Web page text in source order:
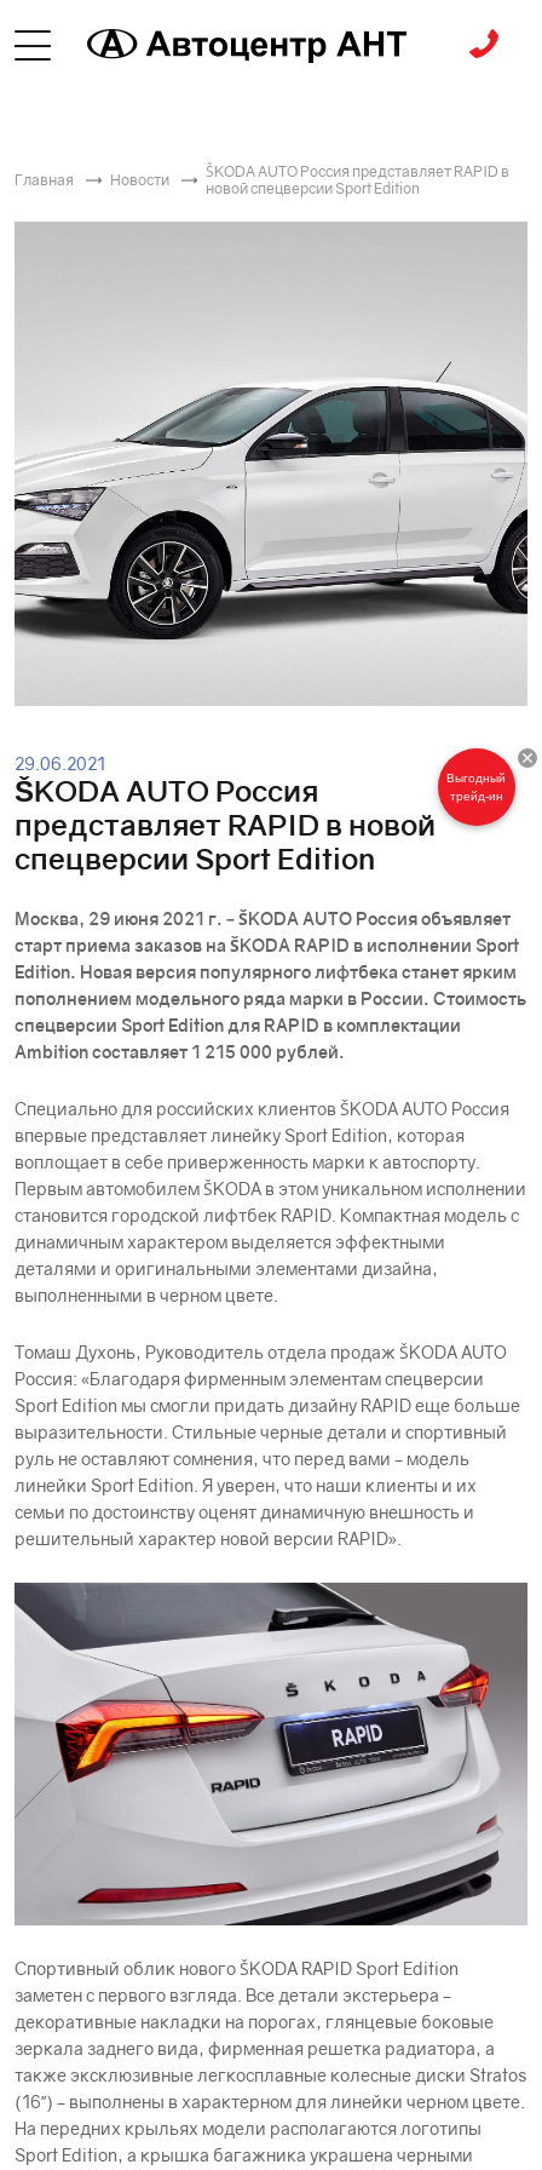
Главная Новости
ŠKODА AUTO Россия представляет RAPID в
новой спецверсии Sport Edition
29.06.2021
ŠKODА AUTO Россия
представляет RAPID в новой
спецверсии Sport Edition
Москва, 29 июня 2021 г. – ŠKODА AUTO Россия объявляет
старт приема заказов на ŠKODА RAPID в исполнении Sport
Edition. Новая версия популярного лифтбека станет ярким
пополнением модельного ряда марки в России. Стоимость
спецверсии Sport Edition для RAPID в комплектации
Ambition составляет 1 215 000 рублей.
Специально для российских клиентов ŠKODА AUTO Россия
впервые представляет линейку Sport Edition, которая
воплощает в себе приверженность марки к автоспорту.
Первым автомобилем ŠKODА в этом уникальном исполнении
становится городской лифтбек RAPID. Компактная модель с
динамичным характером выделяется эффектными
деталями и оригинальными элементами дизайна,
выполненными в черном цвете.
Томаш Духонь, Руководитель отдела продаж ŠKODА AUTO
Россия: «Благодаря фирменным элементам спецверсии
Sport Edition мы смогли придать дизайну RAPID еще больше
выразительности. Стильные черные детали и спортивный
руль не оставляют сомнения, что перед вами – модель
линейки Sport Edition. Я уверен, что наши клиенты и их
семьи по достоинству оценят динамичную внешность и
решительный характер новой версии RAPID».
Спортивный облик нового ŠKODА RAPID Sport Edition
заметен с первого взгляда. Все детали экстерьера –
декоративные накладки на порогах, глянцевые боковые
зеркала заднего вида, фирменная решетка радиатора, а
также эксклюзивные легкосплавные колесные диски Stratos
(16’’) – выполнены в характерном для линейки черном цвете.
На передних крыльях модели располагаются логотипы
Sport Edition, а крышка багажника украшена черными
Особые
условия
Выгодный
трейд-ин